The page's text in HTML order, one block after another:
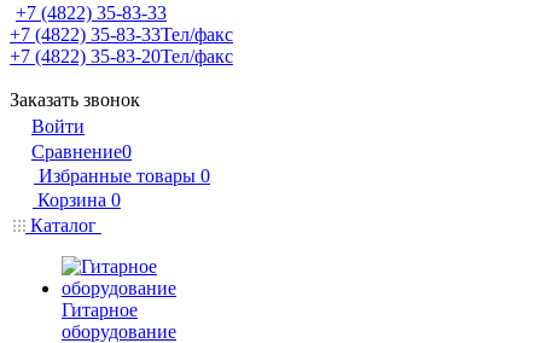
+7 (4822) 35-83-33
+7 (4822) 35-83-33Тел/факс
+7 (4822) 35-83-20Тел/факс
Заказать звонок
Войти
Сравнение0
Избранные товары 0
Корзина 0
Каталог
Гитарное
оборудование